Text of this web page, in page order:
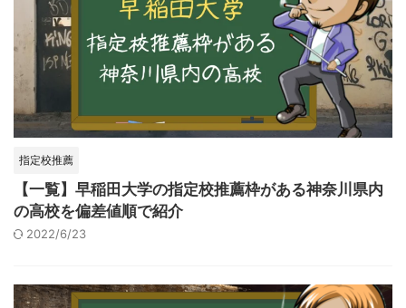
指定校推薦
【一覧】早稲田大学の指定校推薦枠がある神奈川県内
の高校を偏差値順で紹介
2022/6/23